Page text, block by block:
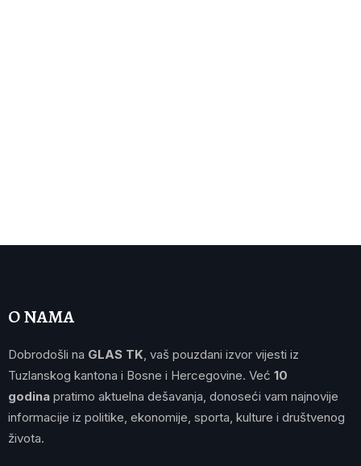
O NAMA
Dobrodošli na GLAS TK , vaš pouzdani izvor vijesti iz
Tuzlanskog kantona i Bosne i Hercegovine. Već 10
godina pratimo aktuelna dešavanja, donoseći vam najnovije
informacije iz politike, ekonomije, sporta, kulture i društvenog
života.